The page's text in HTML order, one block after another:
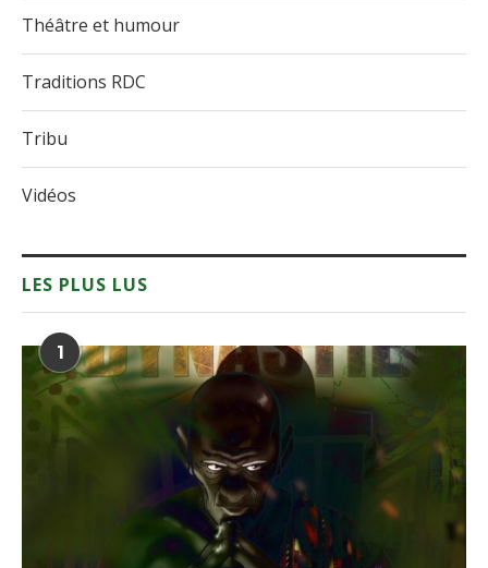
Théâtre et humour
Traditions RDC
Tribu
Vidéos
LES PLUS LUS
1